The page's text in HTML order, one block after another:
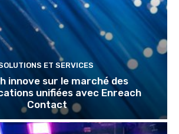
ET SERVICES
innove sur le marché des
unifiées avec Enreach
Contact